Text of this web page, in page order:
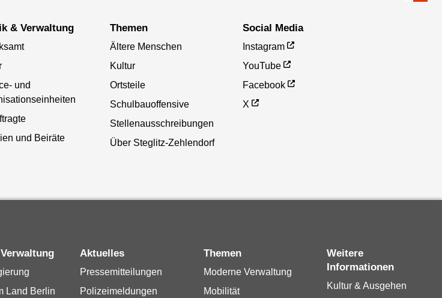
& Verwaltung
und
und Beiräte
Themen
Ältere Menschen
Kultur
Ortsteile
Schulbauoffensive
Stellenausschreibungen
Über Steglitz-Zehlendorf
Social Media
Instagram
YouTube
Facebook
X
Verwaltung
Land Berlin
Aktuelles
Pressemitteilungen
Polizeimeldungen
Themen
Moderne Verwaltung
Mobilität
Weitere
Informationen
Kultur & Ausgehen